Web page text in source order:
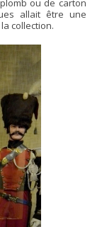
ou de carton
allait être une
collection.